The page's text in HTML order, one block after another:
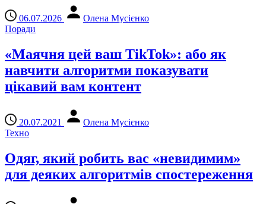
06.07.2026
Олена Мусієнко
Поради
«Маячня цей ваш TikTok»: або як
навчити алгоритми показувати
цікавий вам контент
20.07.2021
Олена Мусієнко
Техно
Одяг, який робить вас «невидимим»
для деяких алгоритмів спостереження